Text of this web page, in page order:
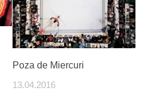
Poza de Miercuri
13.04.2016